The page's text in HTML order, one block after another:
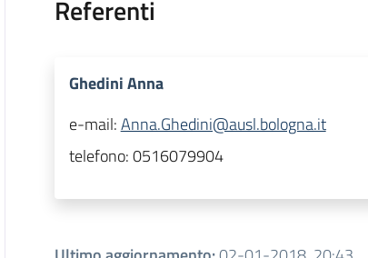
Referenti
Ghedini Anna
e-mail:Anna.Ghedini@ausl.bologna.it
telefono:0516079904